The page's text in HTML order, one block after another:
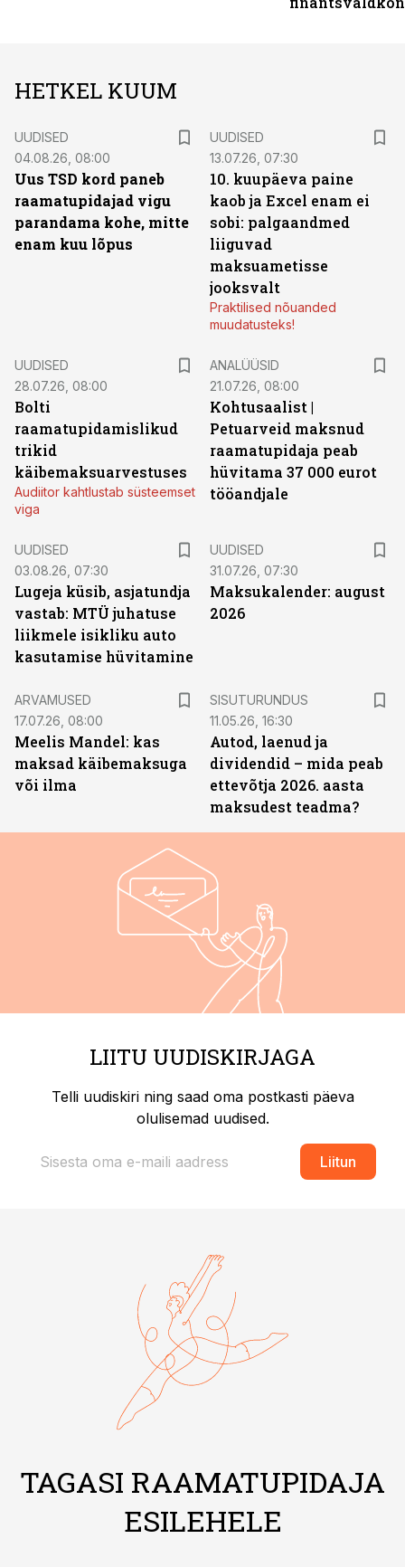
HETKEL KUUM
UUDISED
04.08.26, 08:00
Uus TSD kord paneb
raamatupidajad vigu
parandama kohe, mitte
enam kuu lõpus
UUDISED
13.07.26, 07:30
10. kuupäeva paine
kaob ja Excel enam ei
sobi: palgaandmed
liiguvad
maksuametisse
jooksvalt
Praktilised nõuanded
muudatusteks!
UUDISED
28.07.26, 08:00
Bolti
raamatupidamislikud
trikid
käibemaksuarvestuses
Audiitor kahtlustab süsteemset
viga
ANALÜÜSID
21.07.26, 08:00
Kohtusaalist |
Petuarveid maksnud
raamatupidaja peab
hüvitama 37 000 eurot
tööandjale
UUDISED
03.08.26, 07:30
Lugeja küsib, asjatundja
vastab: MTÜ juhatuse
liikmele isikliku auto
kasutamise hüvitamine
UUDISED
31.07.26, 07:30
Maksukalender: august
2026
ARVAMUSED
17.07.26, 08:00
Meelis Mandel: kas
maksad käibemaksuga
või ilma
SISUTURUNDUS
11.05.26, 16:30
Autod, laenud ja
dividendid – mida peab
ettevõtja 2026. aasta
maksudest teadma?
LIITU UUDISKIRJAGA
Telli uudiskiri ning saad oma postkasti päeva
olulisemad uudised.
Liitun
TAGASI RAAMATUPIDAJA
ESILEHELE